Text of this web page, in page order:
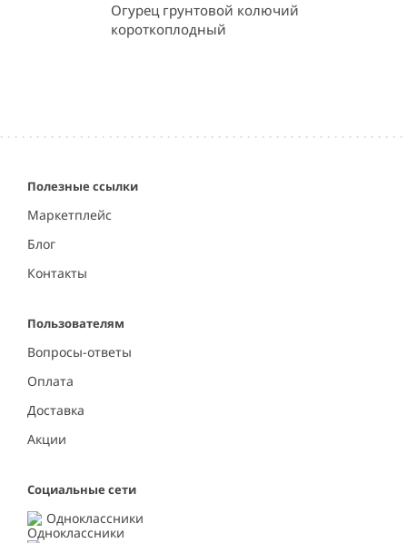
Огурец грунтовой колючий
короткоплодный
Полезные ссылки
Маркетплейс
Блог
Контакты
Пользователям
Вопросы-ответы
Оплата
Доставка
Акции
Социальные сети
Одноклассники